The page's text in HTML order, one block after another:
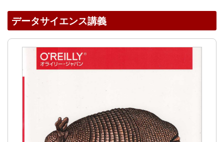
データサイエンス講義